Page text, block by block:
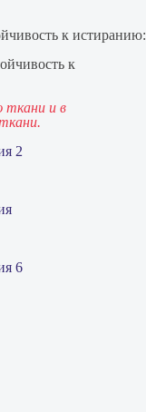
к истиранию:
к
ткани и в
2
6